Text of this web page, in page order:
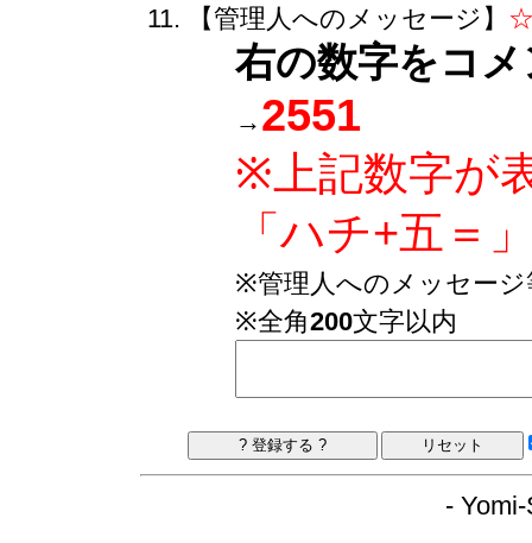
【管理人へのメッセージ】
右の数字をコ
→ 2551
※上記数字が
「ハチ+五＝
※管理人へのメッセー
※全角200文字以内
-